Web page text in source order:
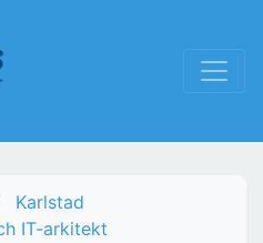
Karlstad
IT-arkitekt